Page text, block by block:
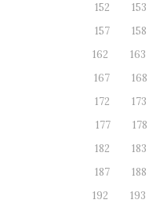
152
153
157
158
162
163
167
168
172
173
177
178
182
183
187
188
192
193